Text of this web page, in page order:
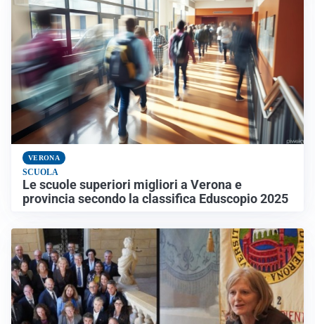
VERONA
SCUOLA
Le scuole superiori migliori a Verona e
provincia secondo la classifica Eduscopio 2025